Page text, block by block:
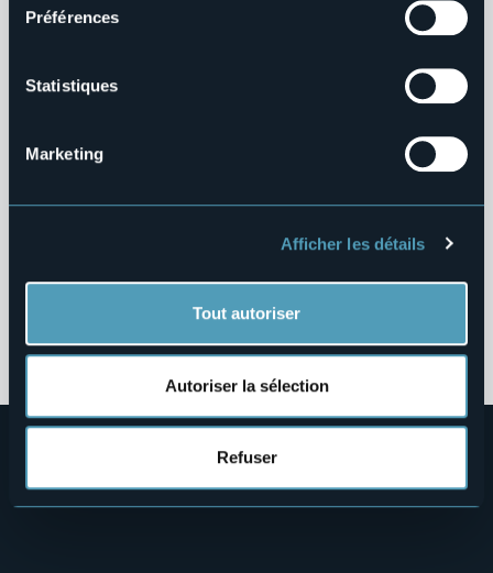
Préférences
Statistiques
Marketing
Afficher les détails
Tout autoriser
Autoriser la sélection
Refuser
Informazioni Ambientali
Strutture Sanitarie Private Accreditate
Contributi Enti Pubblici ex L. 124/2017
Altri Contenuti